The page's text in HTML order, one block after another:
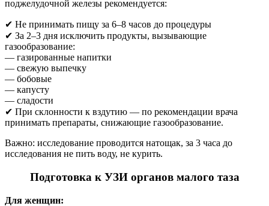
поджелудочной железы рекомендуется:
✔ Не принимать пищу за 6–8 часов до процедуры
✔ За 2–3 дня исключить продукты, вызывающие
газообразование:
— газированные напитки
— свежую выпечку
— бобовые
— капусту
— сладости
✔ При склонности к вздутию — по рекомендации врача
принимать препараты, снижающие газообразование.
Важно: исследование проводится натощак, за 3 часа до
исследования не пить воду, не курить.
Подготовка к УЗИ органов малого таза
Для женщин: